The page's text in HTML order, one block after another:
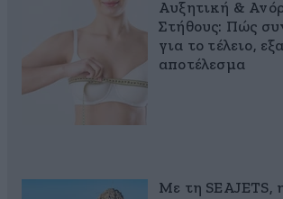
Αυξητική &
Στήθους: Πώς
για το τέλειο,
αποτέλεσμα
Με τη SEAJETS,